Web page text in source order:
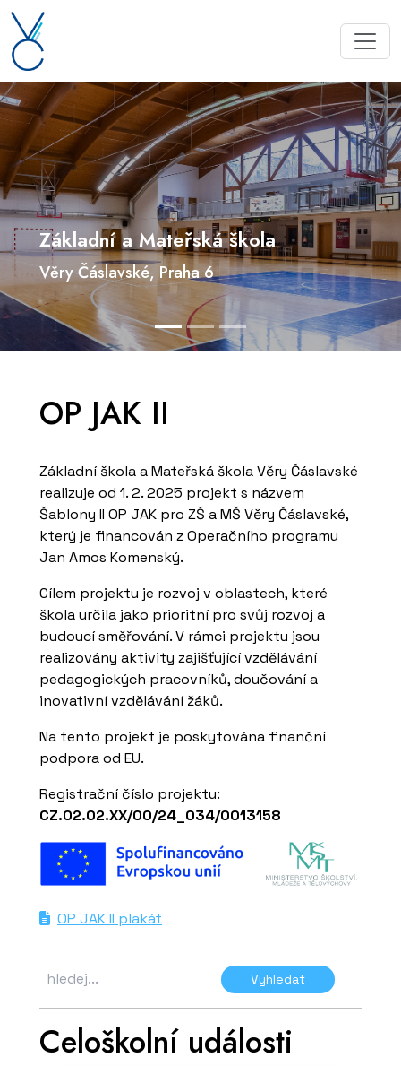
Základní a Mateřská škola
Věry Čáslavské, Praha 6
OP JAK II
Základní škola a Mateřská škola Věry Čáslavské
realizuje od 1. 2. 2025 projekt s názvem
Šablony II OP JAK pro ZŠ a MŠ Věry Čáslavské,
který je financován z Operačního programu
Jan Amos Komenský.
Cílem projektu je rozvoj v oblastech, které
škola určila jako prioritní pro svůj rozvoj a
budoucí směřování. V rámci projektu jsou
realizovány aktivity zajišťující vzdělávání
pedagogických pracovníků, doučování a
inovativní vzdělávání žáků.
Na tento projekt je poskytována finanční
podpora od EU.
Registrační číslo projektu:
CZ.02.02.XX/00/24_034/0013158
OP JAK II plakát
Vyhledat
Celoškolní události